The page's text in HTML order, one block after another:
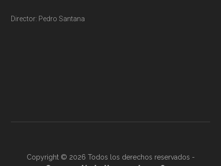
Director: Pedro Santana
Copyright © 2026 Todos los derechos reservados -